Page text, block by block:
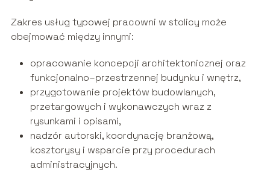
Zakres usług typowej pracowni w stolicy może
obejmować między innymi:
opracowanie koncepcji architektonicznej oraz
funkcjonalno–przestrzennej budynku i wnętrz,
przygotowanie projektów budowlanych,
przetargowych i wykonawczych wraz z
rysunkami i opisami,
nadzór autorski, koordynację branżową,
kosztorysy i wsparcie przy procedurach
administracyjnych.